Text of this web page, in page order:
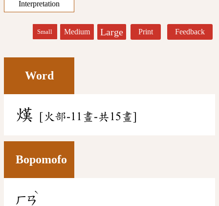
Interpretation
Small Medium Large Print Feedback
Word
熯 [火部-11畫-共15畫]
Bopomofo
ㄏㄢ
ˋ